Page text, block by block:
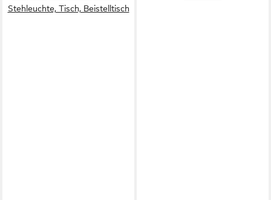
Stehleuchte, Tisch, Beistelltisch